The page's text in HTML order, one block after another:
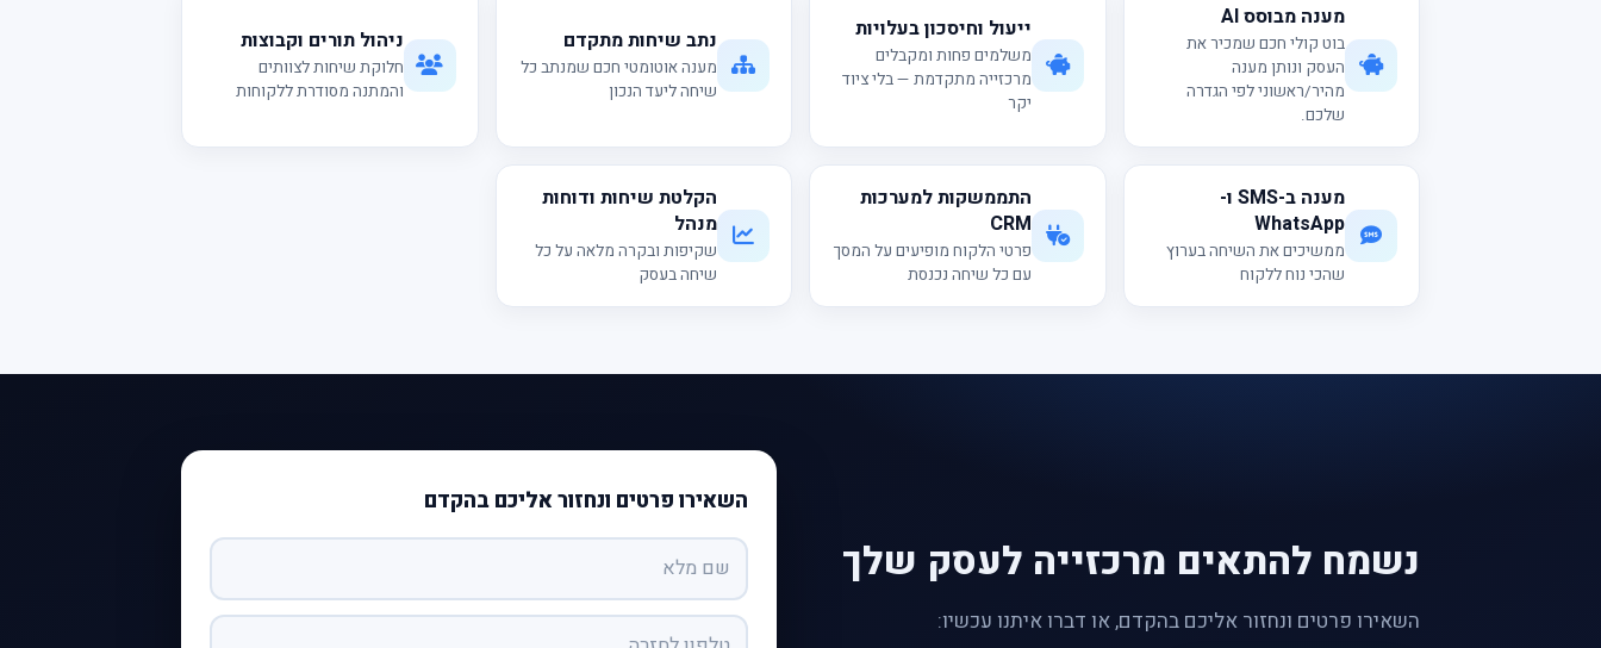
מענה מבוסס AI
בוט קולי חכם שמכיר את
העסק ונותן מענה
מהיר/ראשוני לפי הגדרה
שלכם.
ייעול וחיסכון בעלויות
משלמים פחות ומקבלים
מרכזייה מתקדמת — בלי ציוד
יקר
נתב שיחות מתקדם
מענה אוטומטי חכם שמנתב כל
שיחה ליעד הנכון
ניהול תורים וקבוצות
חלוקת שיחות לצוותים
והמתנה מסודרת ללקוחות
מענה ב-SMS ו-
WhatsApp
ממשיכים את השיחה בערוץ
שהכי נוח ללקוח
התממשקות למערכות
CRM
פרטי הלקוח מופיעים על המסך
עם כל שיחה נכנסת
הקלטת שיחות ודוחות
מנהל
שקיפות ובקרה מלאה על כל
שיחה בעסק
נשמח להתאים מרכזייה לעסק שלך
השאירו פרטים ונחזור אליכם בהקדם, או דברו איתנו עכשיו:
השאירו פרטים ונחזור אליכם בהקדם